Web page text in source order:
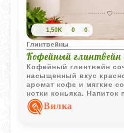
1,50K 0 0
Глинтвейны
Кофейный глинтвейн
Кофейный глинтвейн
насыщенный вкус
аромат кофе и мягкие
нотки коньяка. Напиток
пряным, глубоким и
для холодного вечера.
Вилка